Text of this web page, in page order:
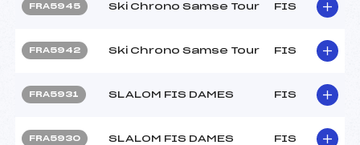
FRA5945 Ski Chrono Samse Tour FIS
FRA5942 Ski Chrono Samse Tour FIS
FRA5931 SLALOM FIS DAMES FIS
FRA5930 SLALOM FIS DAMES FIS